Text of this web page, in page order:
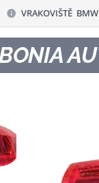
VRAKOVIŠTĚ